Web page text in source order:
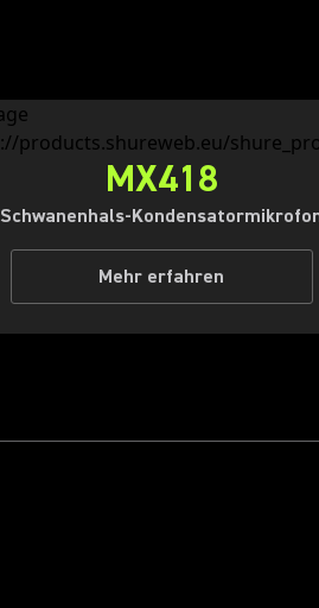
MX418
Schwanenhals-
Mehr erfahren